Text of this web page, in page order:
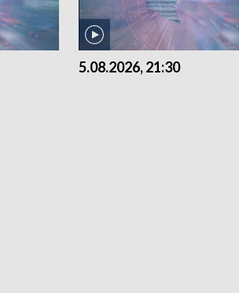
5.08.2026, 21:30